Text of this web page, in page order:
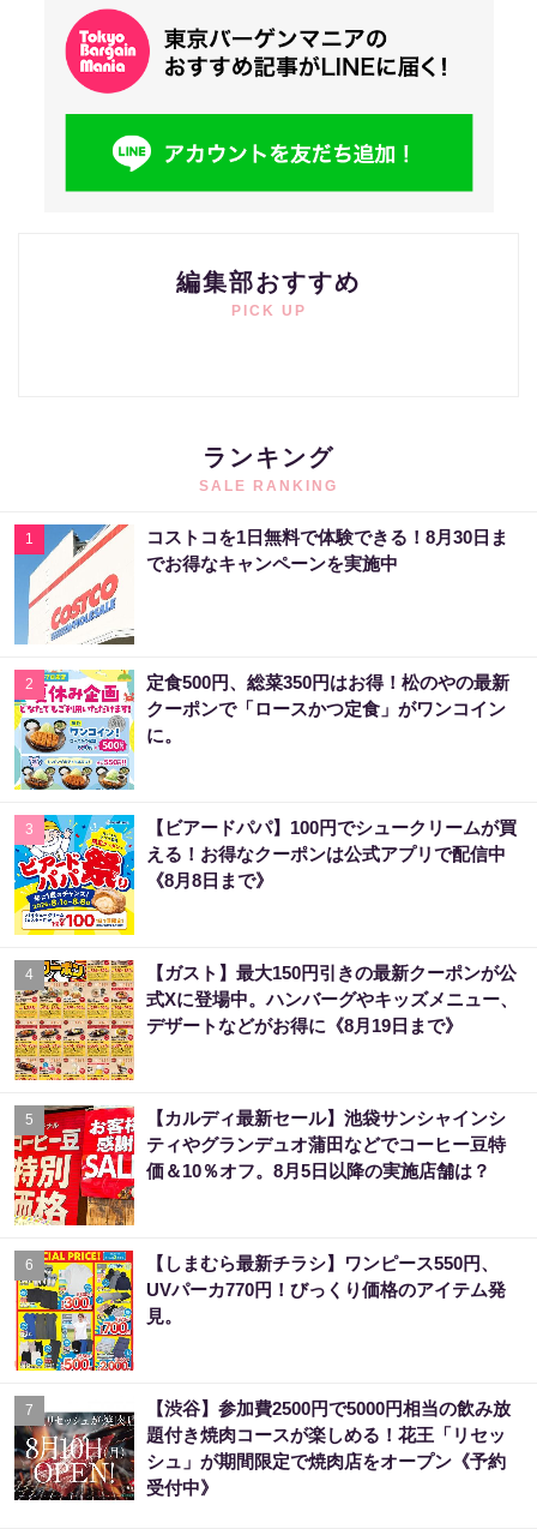
編集部おすすめ
PICK UP
ランキング
SALE RANKING
1
コストコを1日無料で体験できる！8月30日ま
でお得なキャンペーンを実施中
2
定食500円、総菜350円はお得！松のやの最新
クーポンで「ロースかつ定食」がワンコイン
に。
3
【ビアードパパ】100円でシュークリームが買
える！お得なクーポンは公式アプリで配信中
《8月8日まで》
4
【ガスト】最大150円引きの最新クーポンが公
式Xに登場中。ハンバーグやキッズメニュー、
デザートなどがお得に《8月19日まで》
5
【カルディ最新セール】池袋サンシャインシ
ティやグランデュオ蒲田などでコーヒー豆特
価＆10％オフ。8月5日以降の実施店舗は？
6
【しまむら最新チラシ】ワンピース550円、
UVパーカ770円！びっくり価格のアイテム発
見。
7
【渋谷】参加費2500円で5000円相当の飲み放
題付き焼肉コースが楽しめる！花王「リセッ
シュ」が期間限定で焼肉店をオープン《予約
受付中》